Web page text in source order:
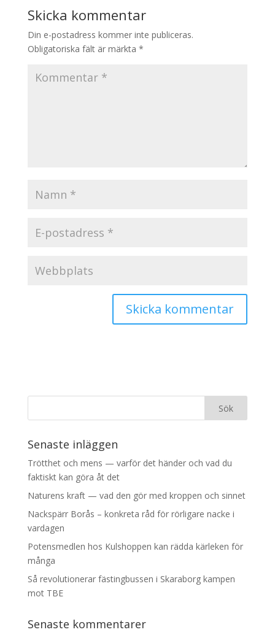
Skicka kommentar
Din e-postadress kommer inte publiceras.
Obligatoriska fält är märkta *
Senaste inläggen
Trötthet och mens — varför det händer och vad du
faktiskt kan göra åt det
Naturens kraft — vad den gör med kroppen och sinnet
Nackspärr Borås – konkreta råd för rörligare nacke i
vardagen
Potensmedlen hos Kulshoppen kan rädda kärleken för
många
Så revolutionerar fästingbussen i Skaraborg kampen
mot TBE
Senaste kommentarer